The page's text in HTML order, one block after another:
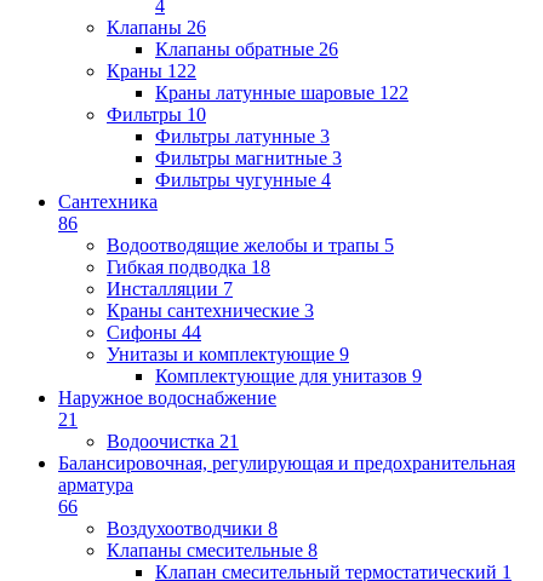
4
Клапаны 26
Клапаны обратные 26
Краны 122
Краны латунные шаровые 122
Фильтры 10
Фильтры латунные 3
Фильтры магнитные 3
Фильтры чугунные 4
Сантехника
86
Водоотводящие желобы и трапы 5
Гибкая подводка 18
Инсталляции 7
Краны сантехнические 3
Сифоны 44
Унитазы и комплектующие 9
Комплектующие для унитазов 9
Наружное водоснабжение
21
Водоочистка 21
Балансировочная, регулирующая и предохранительная
арматура
66
Воздухоотводчики 8
Клапаны cмесительные 8
Клапан cмесительный термостатический 1